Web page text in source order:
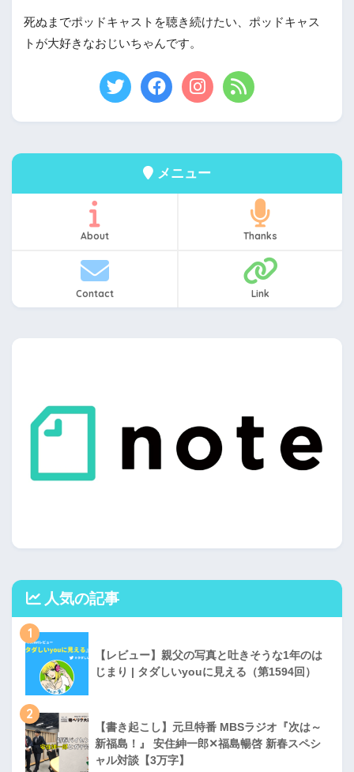
死ぬまでポッドキャストを聴き続けたい、ポッドキャス
トが大好きなおじいちゃんです。
メニュー
About Thanks
Contact Link
人気の記事
1
【レビュー】親父の写真と吐きそうな1年のは
じまり | タダしいyouに見える（第1594回）
2
【書き起こし】元旦特番 MBSラジオ『次は～
新福島！』 安住紳一郎✕福島暢啓 新春スペシ
ャル対談【3万字】